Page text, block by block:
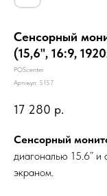
Сенсорный
(15,6", 16:9,
POScenter
Артикул: 5157
17 280 р.
Сенсорный
диагональю 15.6”
экраном.